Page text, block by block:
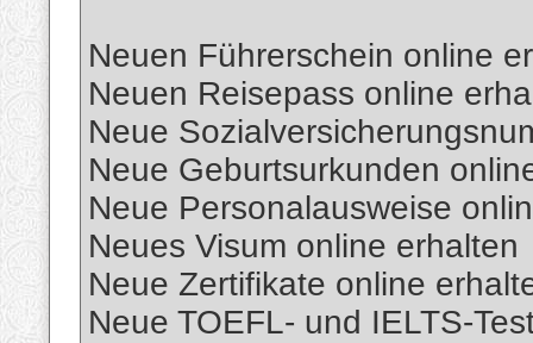
Neuen Führerschein online
Neuen Reisepass online
Neue
Neue Geburtsurkunden
Neue Personalausweise
Neues Visum online erhalten
Neue Zertifikate online
Neue TOEFL- und IELTS-